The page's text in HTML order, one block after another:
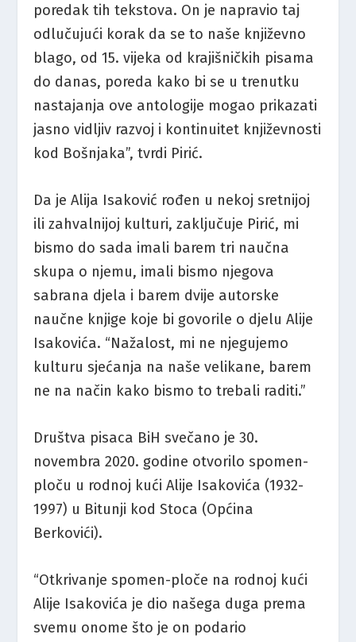
poredak tih tekstova. On je napravio taj
odlučujući korak da se to naše književno
blago, od 15. vijeka od krajišničkih pisama
do danas, poreda kako bi se u trenutku
nastajanja ove antologije mogao prikazati
jasno vidljiv razvoj i kontinuitet književnosti
kod Bošnjaka”, tvrdi Pirić.
Da je Alija Isaković rođen u nekoj sretnijoj
ili zahvalnijoj kulturi, zaključuje Pirić, mi
bismo do sada imali barem tri naučna
skupa o njemu, imali bismo njegova
sabrana djela i barem dvije autorske
naučne knjige koje bi govorile o djelu Alije
Isakovića. “Nažalost, mi ne njegujemo
kulturu sjećanja na naše velikane, barem
ne na način kako bismo to trebali raditi.”
Društva pisaca BiH svečano je 30.
novembra 2020. godine otvorilo spomen-
ploču u rodnoj kući Alije Isakovića (1932-
1997) u Bitunji kod Stoca (Općina
Berkovići).
“Otkrivanje spomen-ploče na rodnoj kući
Alije Isakovića je dio našega duga prema
svemu onome što je on podario